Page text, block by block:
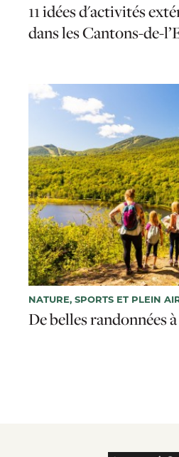
11 idées d'activités
dans les Cantons-de-
NATURE, SPORTS ET PLEIN
De belles randonnées